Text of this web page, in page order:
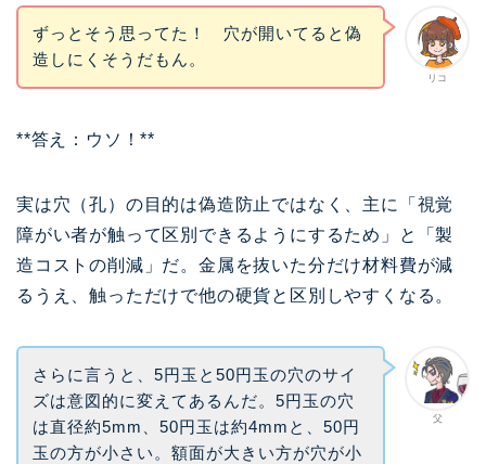
リコ
ずっとそう思ってた！ 穴が開いてると偽
造しにくそうだもん。
**答え：ウソ！**
実は穴（孔）の目的は偽造防止ではなく、主に「視覚
障がい者が触って区別できるようにするため」と「製
造コストの削減」だ。金属を抜いた分だけ材料費が減
るうえ、触っただけで他の硬貨と区別しやすくなる。
父
さらに言うと、5円玉と50円玉の穴のサイ
ズは意図的に変えてあるんだ。5円玉の穴
は直径約5mm、50円玉は約4mmと、50円
玉の方が小さい。額面が大きい方が穴が小